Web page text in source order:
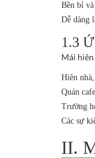
Bền bỉ
Dễ dàng
1.3
Mái
Hiên
Quán
Trường
Các sự
II.